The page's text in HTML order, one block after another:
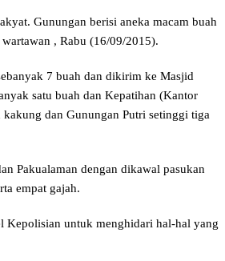
Gunungan berisi aneka macam buah
, Rabu (16/09/2015).
7 buah dan dikirim ke Masjid
satu buah dan Kepatihan (Kantor
dan Gunungan Putri setinggi tiga
Pakualaman dengan dikawal pasukan
empat gajah.
Kepolisian untuk menghidari hal-hal yang